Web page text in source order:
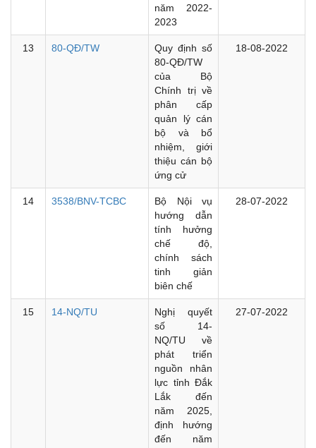
năm 2022-
2023
13 80-QĐ/TW
Quy định số
80-QĐ/TW
của Bộ
Chính trị về
phân cấp
quản lý cán
bộ và bổ
nhiệm, giới
thiệu cán bộ
ứng cử
18-08-2022
14 3538/BNV-TCBC
Bộ Nội vụ
hướng dẫn
tính hưởng
chế độ,
chính sách
tinh giản
biên chế
28-07-2022
15 14-NQ/TU
Nghị quyết
số 14-
NQ/TU về
phát triển
nguồn nhân
lực tỉnh Đắk
Lắk đến
năm 2025,
định hướng
đến năm
27-07-2022